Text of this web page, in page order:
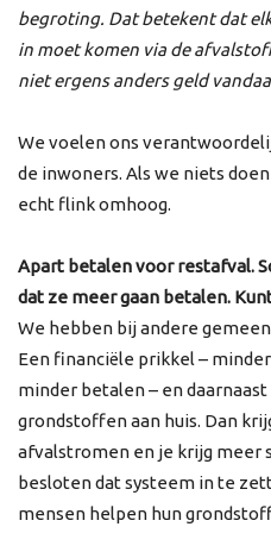
begroting. Dat betekent dat
in moet komen via de
niet ergens anders geld
We voelen ons
de inwoners. Als we niets
echt flink omhoog.
Apart betalen voor restafval.
dat ze meer gaan betalen.
We hebben bij andere
Een financiële prikkel –
minder betalen – en
grondstoffen aan huis. Dan
afvalstromen en je krijg meer
besloten dat systeem in te
mensen helpen hun